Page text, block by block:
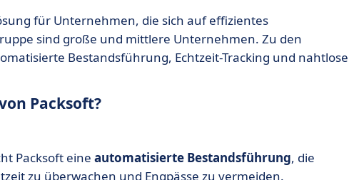
für Unternehmen, die sich auf effizientes
sind große und mittlere Unternehmen. Zu den
Bestandsführung, Echtzeit-Tracking und nahtlose
Packsoft?
Packsoft eine automatisierte Bestandsführung, die
zu überwachen und Engpässe zu vermeiden.